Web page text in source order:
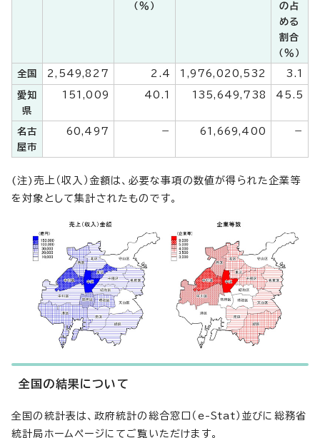
（％）
の占
める
割合
（％）
全国 2,549,827 2.4 1,976,020,532 3.1
愛知
県
151,009 40.1 135,649,738 45.5
名古
屋市
60,497 － 61,669,400 －
(注)売上（収入）金額は、必要な事項の数値が得られた企業等
を対象として集計されたものです。
全国の結果について
全国の統計表は、政府統計の総合窓口（e-Stat）並びに総務省
統計局ホームページにてご覧いただけます。